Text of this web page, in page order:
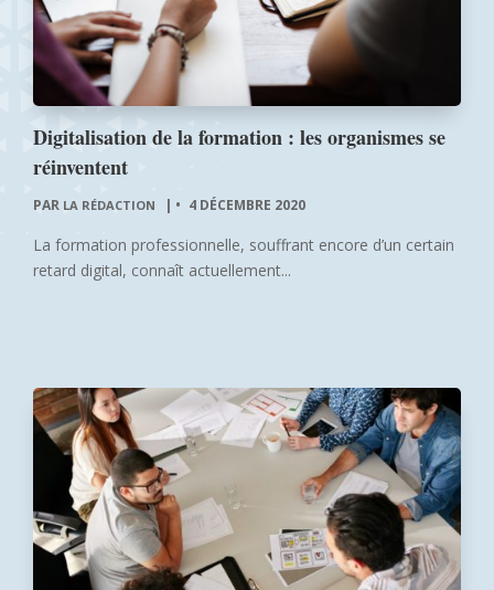
Digitalisation de la formation : les organismes se
réinventent
PAR LA RÉDACTION | 4 DÉCEMBRE 2020
La formation professionnelle, souffrant encore d’un certain
retard digital, connaît actuellement...